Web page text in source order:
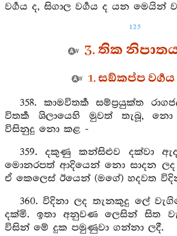
වර්‍ගය ද, සිගාල වර්‍ගය ද යන මෙයින්
125
3. තික
1. සඞ්කප්ප වර්‍ගය
358. කාමවිතර්‍ක සම්ප්‍රයුක්ත
විතර්‍ක ශිලායෙහි මුවත් තැබූ,
විසිනුදු නො කළ -
359. දකුණු කන්සිළුව දක්වා
මොනරපත් ආදියෙන් නො සාදන ලද
ඒ කෙලෙස් ඊයෙන් (මගේ) හදවත
360. විදිනා ලද තැනකුදු ලේ
දක්මි. ඉතා අනුවණ ලෙසින් සිත
විසින් මේ දුක පමුණුවා ගන්නා ලදී.